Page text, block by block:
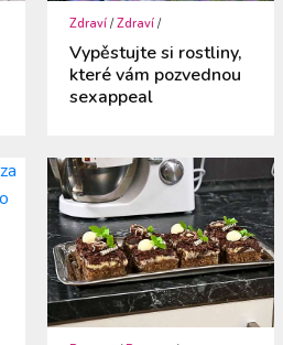
Zdraví /Zdraví /
Vypěstujte si rostliny,
které vám pozvednou
sexappeal